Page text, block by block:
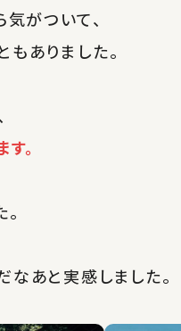
がついて、
ありました。
。
あと実感しました。